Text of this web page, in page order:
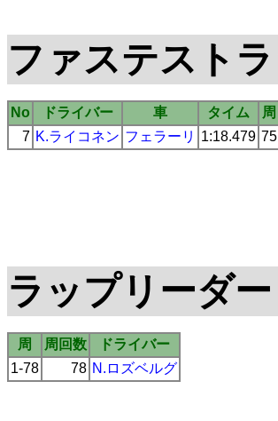
ファステスト
No ドライバー 車 タイム 周
7 K.ライコネン フェラーリ 1:18.479 75
ラップリーダー
周 周回数
ドライバー
1-78
78 N.ロズベルグ